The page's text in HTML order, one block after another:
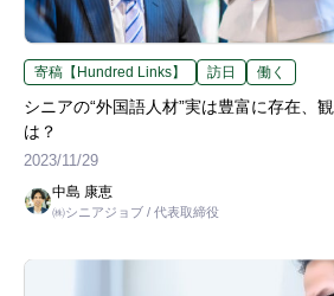
寄稿【Hundred Links】 訪日 働く
シニアの“外国語人材”実は豊富に存在、
は？
2023/11/29
中島 康恵
㈱シニアジョブ / 代表取締役